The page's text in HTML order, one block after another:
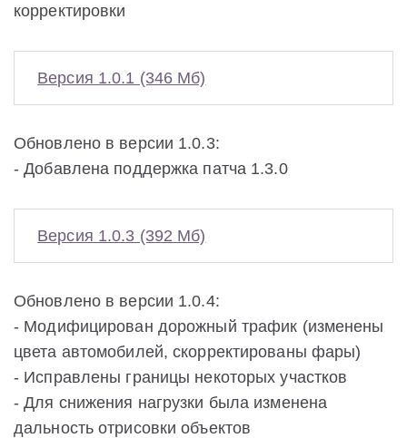
корректировки
Версия 1.0.1 (346 Мб)
Обновлено в версии 1.0.3:
- Добавлена поддержка патча 1.3.0
Версия 1.0.3 (392 Мб)
Обновлено в версии 1.0.4:
- Модифицирован дорожный трафик (изменены
цвета автомобилей, скорректированы фары)
- Исправлены границы некоторых участков
- Для снижения нагрузки была изменена
дальность отрисовки объектов